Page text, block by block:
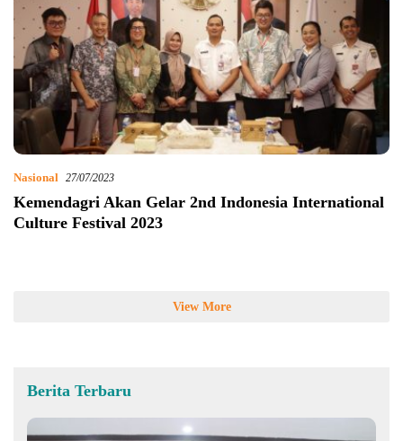
Nasional 27/07/2023
Kemendagri Akan Gelar 2nd Indonesia International
Culture Festival 2023
View More
Berita Terbaru